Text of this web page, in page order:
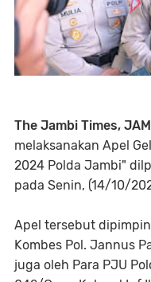
The Jambi Times,
melaksanakan Apel
2024 Polda Jambi"
pada Senin, (14/10/
Apel tersebut
Kombes Pol. Jannus
juga oleh Para PJU